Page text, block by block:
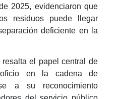
2025, evidenciaron que
residuos puede llegar
deficiente en la
el papel central de
en la cadena de
a su reconocimiento